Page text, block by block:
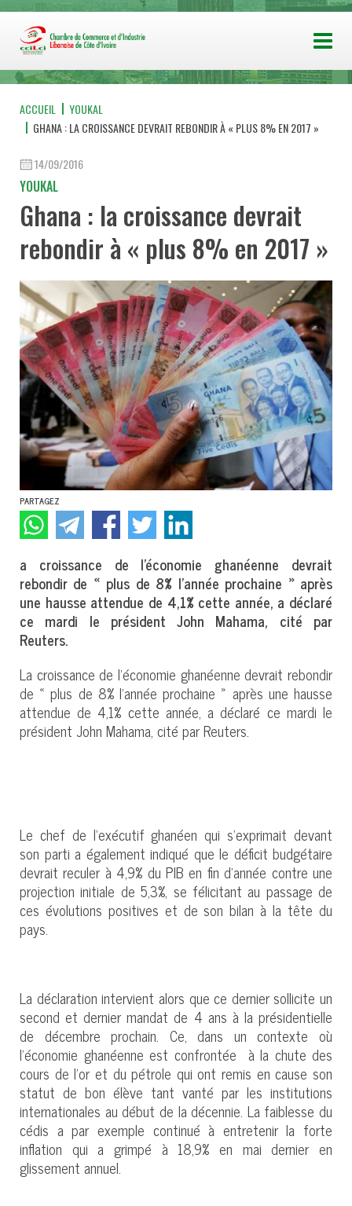
ACCUEIL
YOUKAL
GHANA : LA CROISSANCE DEVRAIT REBONDIR À « PLUS 8% EN 2017 »
14/09/2016
YOUKAL
Ghana : la croissance devrait
rebondir à « plus 8% en 2017 »
PARTAGEZ
a croissance de l’économie ghanéenne devrait
rebondir de « plus de 8% l’année prochaine » après
une hausse attendue de 4,1% cette année, a déclaré
ce mardi le président John Mahama, cité par
Reuters.
La croissance de l’économie ghanéenne devrait rebondir
de « plus de 8% l’année prochaine » après une hausse
attendue de 4,1% cette année, a déclaré ce mardi le
président John Mahama, cité par Reuters.
Le chef de l’exécutif ghanéen qui s’exprimait devant
son parti a également indiqué que le déficit budgétaire
devrait reculer à 4,9% du PIB en fin d’année contre une
projection initiale de 5,3%, se félicitant au passage de
ces évolutions positives et de son bilan à la tête du
pays.
La déclaration intervient alors que ce dernier sollicite un
second et dernier mandat de 4 ans à la présidentielle
de décembre prochain. Ce, dans un contexte où
l’économie ghanéenne est confrontée à la chute des
cours de l’or et du pétrole qui ont remis en cause son
statut de bon élève tant vanté par les institutions
internationales au début de la décennie. La faiblesse du
cédis a par exemple continué à entretenir la forte
inflation qui a grimpé à 18,9% en mai dernier en
glissement annuel.